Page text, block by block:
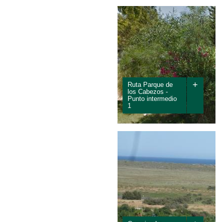
ALOJAMIENTO
Ruta Parque de
los Cabezos -
Punto intermedio
1
+
Punto intermedio de la Ruta
Parque de los Cabezos.
Acceso desde el Paseo de la